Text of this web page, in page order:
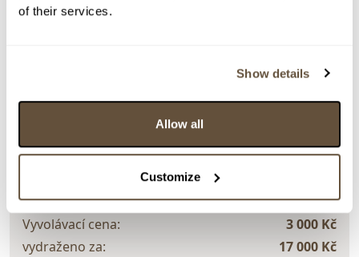
of their services.
Show details
Allow all
Customize
> Zobrazit detail položky a informace o autorovi
> zpět na aukční výsledky
Ivana Bachová
145488. Hladina moře
Dražba ukončena:
25.09.2025 20:57:00
Vyvolávací cena:
3 000 Kč
vydraženo za:
17 000 Kč